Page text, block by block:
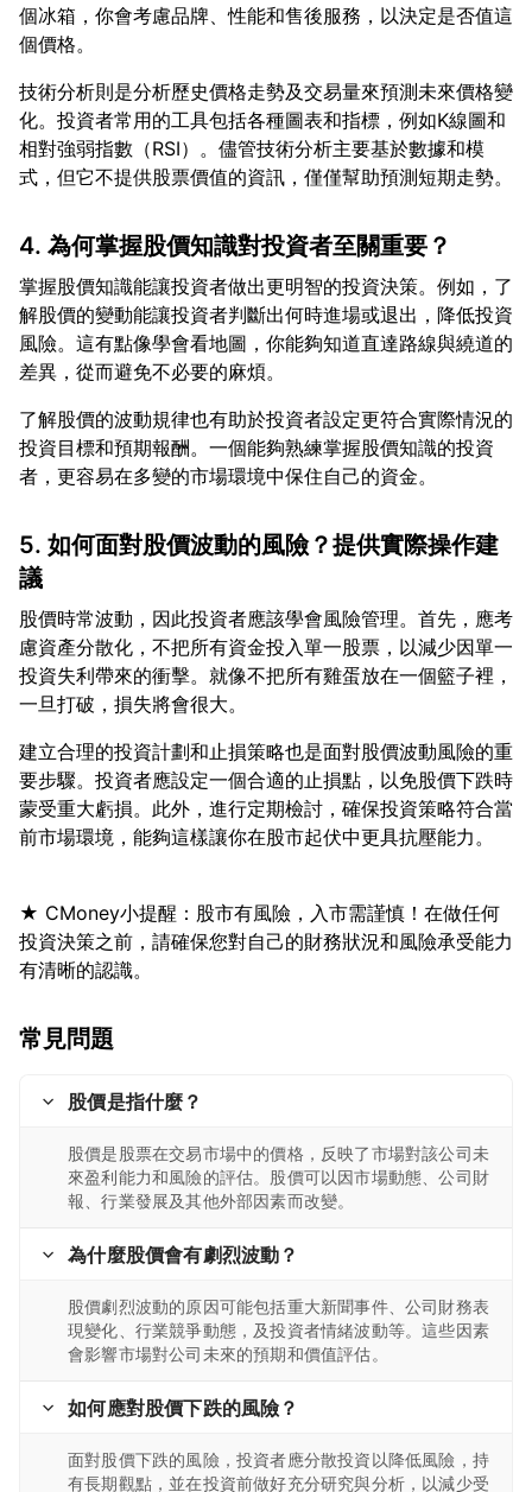
個冰箱，你會考慮品牌、性能和售後服務，以決定是否值這
技術分析則是分析歷史價格走勢及交易量來預測未來價格變
化。投資者常用的工具包括各種圖表和指標，例如K線圖和
相對強弱指數（RSI）。儘管技術分析主要基於數據和模
4. 為何掌握股價知識對投資者至關重要？
掌握股價知識能讓投資者做出更明智的投資決策。例如，了
解股價的變動能讓投資者判斷出何時進場或退出，降低投資
風險。這有點像學會看地圖，你能夠知道直達路線與繞道的
了解股價的波動規律也有助於投資者設定更符合實際情況的
投資目標和預期報酬。一個能夠熟練掌握股價知識的投資
5. 如何面對股價波動的風險？提供實際操作建
議
股價時常波動，因此投資者應該學會風險管理。首先，應考
慮資產分散化，不把所有資金投入單一股票，以減少因單一
投資失利帶來的衝擊。就像不把所有雞蛋放在一個籃子裡，
建立合理的投資計劃和止損策略也是面對股價波動風險的重
要步驟。投資者應設定一個合適的止損點，以免股價下跌時
蒙受重大虧損。此外，進行定期檢討，確保投資策略符合當
★ CMoney小提醒：股市有風險，入市需謹慎！在做任何
投資決策之前，請確保您對自己的財務狀況和風險承受能力
常見問題
股價是指什麼？
股價是股票在交易市場中的價格，反映了市場對該公司未
來盈利能力和風險的評估。股價可以因市場動態、公司財
報、行業發展及其他外部因素而改變。
為什麼股價會有劇烈波動？
股價劇烈波動的原因可能包括重大新聞事件、公司財務表
現變化、行業競爭動態，及投資者情緒波動等。這些因素
會影響市場對公司未來的預期和價值評估。
如何應對股價下跌的風險？
面對股價下跌的風險，投資者應分散投資以降低風險，持
有長期觀點，並在投資前做好充分研究與分析，以減少受